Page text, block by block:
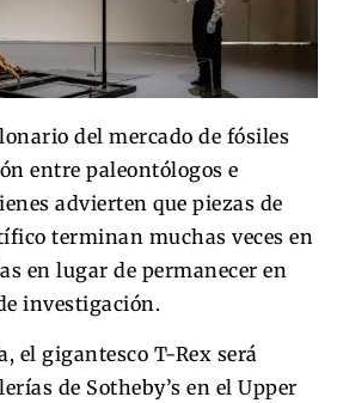
del mercado de fósiles
entre paleontólogos e
advierten que piezas de
terminan muchas veces en
en lugar de permanecer en
investigación.
el gigantesco T-Rex será
de Sotheby’s en el Upper